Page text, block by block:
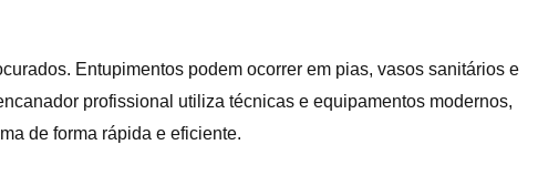
Entupimentos podem ocorrer em pias, vasos sanitários e
profissional utiliza técnicas e equipamentos modernos,
de forma rápida e eficiente.